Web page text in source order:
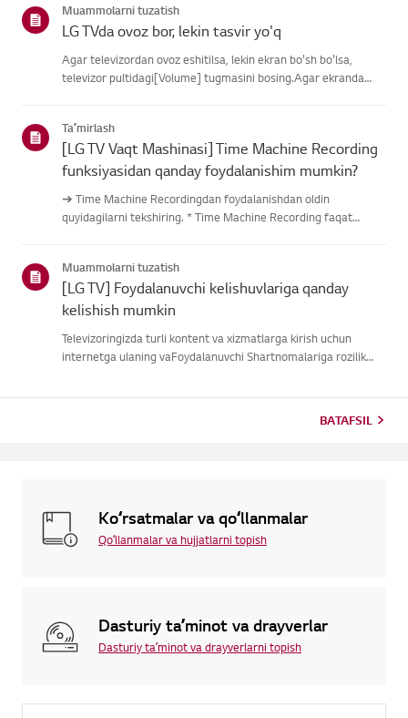
Muammolarni tuzatish
LG TVda ovoz bor, lekin tasvir yo'q
Agar televizordan ovoz eshitilsa, lekin ekran bo'sh bo'lsa,
televizor pultidagi[Volume] tugmasini bosing.Agar ekranda
mumkin.Muammo tashqi quril...
Taʼmirlash
[LG TV Vaqt Mashinasi] Time Machine Recording
funksiyasidan qanday foydalanishim mumkin?
➔ Time Machine Recordingdan foydalanishdan oldin
quyidagilarni tekshiring. * Time Machine Recording faqat
qurilmalariga ulangan ...
Muammolarni tuzatish
[LG TV] Foydalanuvchi kelishuvlariga qanday
kelishish mumkin
Televizoringizda turli kontent va xizmatlarga kirish uchun
internetga ulaning vaFoydalanuvchi Shartnomalariga rozilik
BATAFSIL
Koʻrsatmalar va qoʻllanmalar
Qoʻllanmalar va hujjatlarni topish
Dasturiy taʼminot va drayverlar
Dasturiy taʼminot va drayverlarni topish